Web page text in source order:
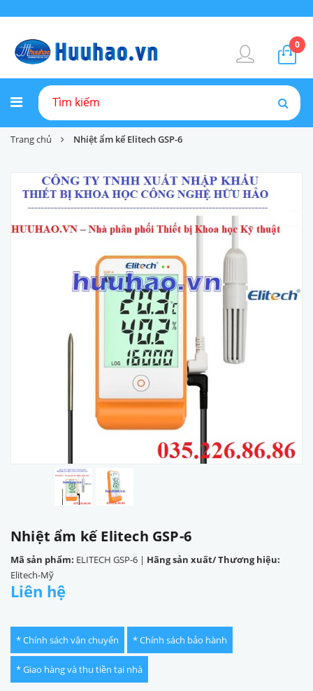
0
Trang chủ Nhiệt ẩm kế Elitech GSP-6
Nhiệt ẩm kế Elitech GSP-6
Mã sản phẩm: ELITECH GSP-6 | Hãng sản xuất/ Thương hiệu:
Elitech-Mỹ
Liên hệ
* Chính sách vận chuyển * Chính sách bảo hành
* Giao hàng và thu tiền tại nhà